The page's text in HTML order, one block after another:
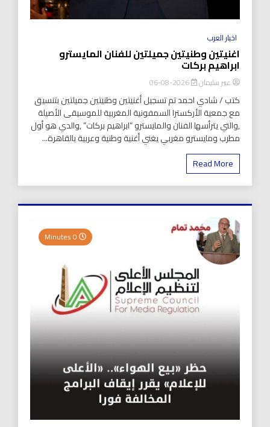
اخبار العرب
اغنيتين وطنيتين جميلتين للفنان المايسترو
ابراهيم بركات
عبير سليمان 2026-08-06
كتب / شادي احمد تم تسجيل أغنيتين وطنيتين جميلتين بتنسيق
مع جمعية الأركسترا السمفونية المغربية للموسيقى الأصيلة
,والتي يترأسها الفنان والمايسترو “ابراهيم بركات” ,والدي هو أول
مطرب ومايسترو مغربي يغني أغنية وطنية وعربية بالقاهرة...
Read More